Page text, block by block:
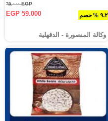
٩.٢ % خصم
EGP ٦٥.٠٠٠
EGP 59.000
وكالة المنصورة - الدقهلية‎